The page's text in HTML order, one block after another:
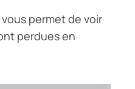
permet de voir
perdues en